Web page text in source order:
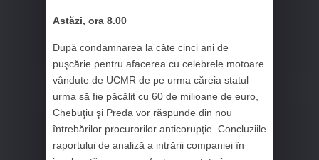
Astăzi, ora 8.00
După condamnarea la câte cinci ani de
puşcărie pentru afacerea cu celebrele motoare
vândute de UCMR de pe urma căreia statul
urma să fie păcălit cu 60 de milioane de euro,
Chebuţiu şi Preda vor răspunde din nou
întrebărilor procurorilor anticorupţie. Concluziile
raportului de analiză a intrării companiei în